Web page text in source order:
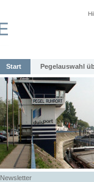
Start Pegelauswahl
Newsletter